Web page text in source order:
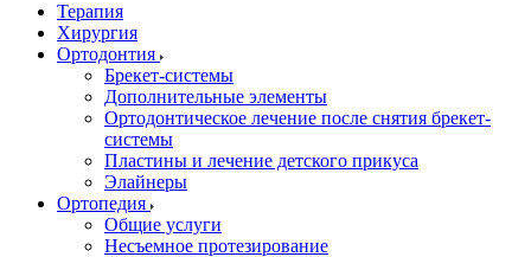
Терапия
Хирургия
Ортодонтия
Брекет-системы
Дополнительные элементы
Ортодонтическое лечение после снятия брекет-
системы
Пластины и лечение детского прикуса
Элайнеры
Ортопедия
Общие услуги
Несъемное протезирование